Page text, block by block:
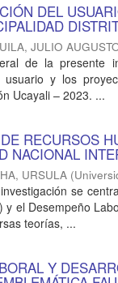
DEL
JULIO
de la presente
usuario y los
Ucayali – 2023. ...
RECURSOS
NACIONAL
URSULA (
se
y el Desempeño
teorías, ...
Y